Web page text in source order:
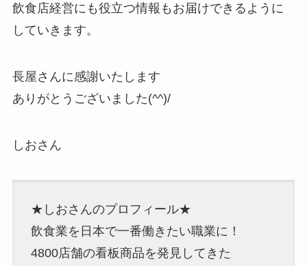
飲食店経営にも役立つ情報もお届けできるように
していきます。
長屋さんに感謝いたします
ありがとうございました(^^)/
しおさん
★しおさんのプロフィール★
飲食業を日本で一番働きたい職業に！
4800店舗の看板商品を発見してきた